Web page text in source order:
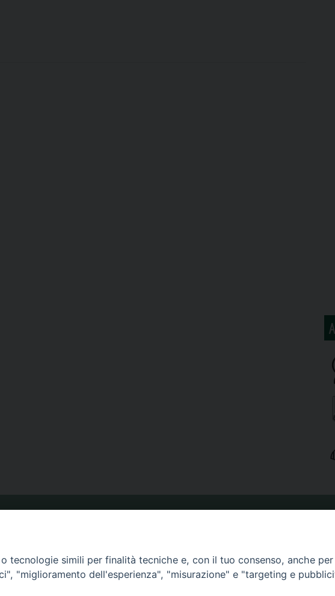
CALENDARIO PASTORALE
tecnologie simili per finalità tecniche e, con il tuo consenso, anche
"miglioramento dell'esperienza", "misurazione" e "targeting e